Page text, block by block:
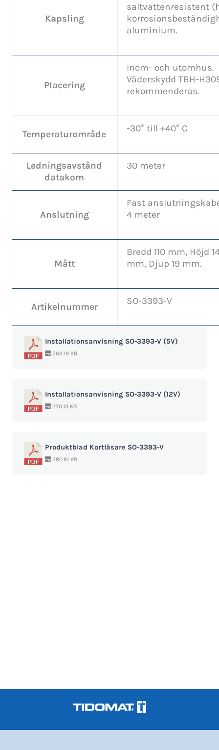
Kapsling
saltvattenresistent
aluminium.
Placering
Inom- och utomhus.
Väderskydd TBH-
rekommenderas.
Temperaturområde
-30° till +40° C
Ledningsavstånd
datakom
30 meter
Anslutning
Fast
4 meter
Mått
Bredd 110 mm, Höjd
mm, Djup 19 mm.
Artikelnummer
SO-3393-V
Installationsanvisning SO-3393-V (5V)
269.19 KB
Installationsanvisning SO-3393-V (12V)
270.13 KB
Produktblad Kortläsare SO-3393-V
280.91 KB